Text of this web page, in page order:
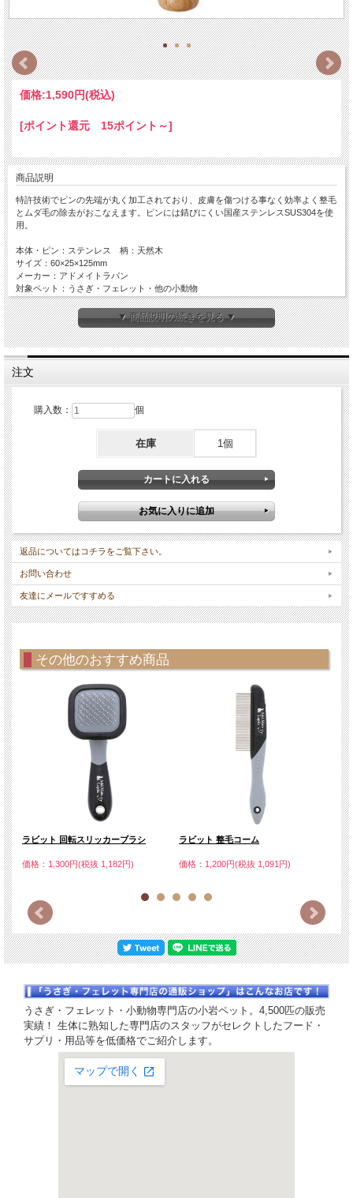
価格:1,590円(税込)
[ポイント還元 15ポイント～]
商品説明
特許技術でピンの先端が丸く加工されており、皮膚を傷つける事なく効率よく整毛
とムダ毛の除去がおこなえます。ピンには錆びにくい国産ステンレスSUS304を使
用。
本体・ピン：ステンレス 柄：天然木
サイズ：60×25×125mm
メーカー：アドメイトラパン
対象ペット：うさぎ・フェレット・他の小動物
▼ 商品説明の続きを見る ▼
注文
購入数： 個
在庫 1個
返品についてはコチラをご覧下さい。
お問い合わせ
友達にメールですすめる
その他のおすすめ商品
ラビット 回転スリッカーブラシ
価格：1,300円(税抜 1,182円)
ラビット 整毛コーム
価格：1,200円(税抜 1,091円)
サ
価
うさぎ・フェレット・小動物専門店の小岩ペット。4,500匹の販売
実績！ 生体に熟知した専門店のスタッフがセレクトしたフード・
サプリ・用品等を低価格でご紹介します。